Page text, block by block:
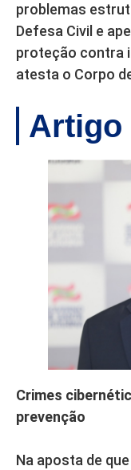
problemas
Defesa Civil e
proteção contra
atesta o Corpo
Artigo
Crimes
prevenção
Na aposta de